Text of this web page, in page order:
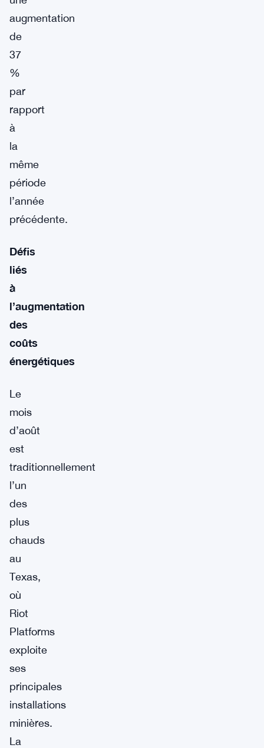
augmentation
de
37
%
par
rapport
à
la
même
période
l’année
précédente.
Défis
liés
à
l’augmentation
des
coûts
énergétiques
Le
mois
d’août
est
traditionnellement
l’un
des
plus
chauds
au
Texas,
où
Riot
Platforms
exploite
ses
principales
installations
minières.
La